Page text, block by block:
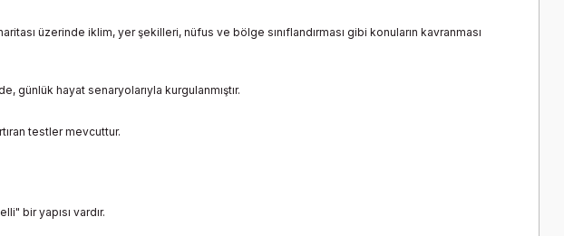
üzerinde iklim, yer şekilleri, nüfus ve bölge sınıflandırması gibi konuların kavranması
günlük hayat senaryolarıyla kurgulanmıştır.
testler mevcuttur.
bir yapısı vardır.